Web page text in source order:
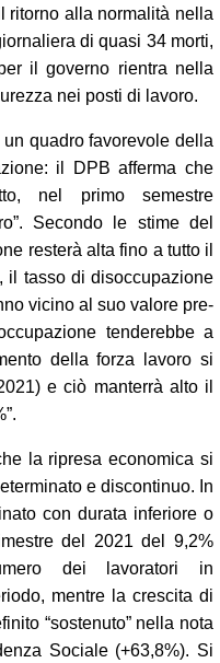
ritorno alla normalità nella
di quasi 34 morti,
il governo rientra nella
nei posti di lavoro.
quadro favorevole della
il DPB afferma che
nel primo semestre
Secondo le stime del
resterà alta fino a tutto il
il tasso di disoccupazione
vicino al suo valore pre-
tenderebbe a
della forza lavoro si
e ciò manterrà alto il
la ripresa economica si
e discontinuo. In
con durata inferiore o
del 2021 del 9,2%
dei lavoratori in
mentre la crescita di
“sostenuto” nella nota
Sociale (+63,8%). Si